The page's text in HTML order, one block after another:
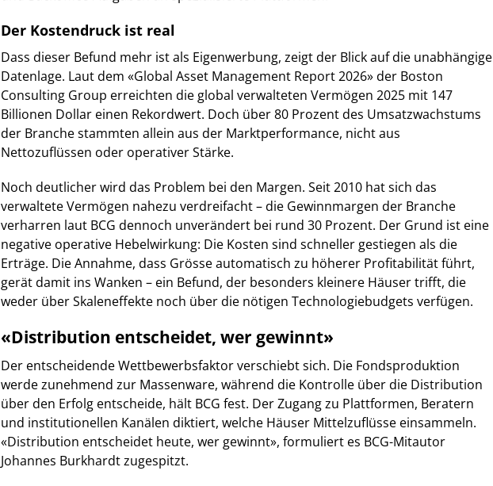
Der Kostendruck ist real
Dass dieser Befund mehr ist als Eigenwerbung, zeigt der Blick auf die unabhängige
Datenlage. Laut dem «Global Asset Management Report 2026» der Boston
Consulting Group erreichten die global verwalteten Vermögen 2025 mit 147
Billionen Dollar einen Rekordwert. Doch über 80 Prozent des Umsatzwachstums
der Branche stammten allein aus der Marktperformance, nicht aus
Nettozuflüssen oder operativer Stärke.
Noch deutlicher wird das Problem bei den Margen. Seit 2010 hat sich das
verwaltete Vermögen nahezu verdreifacht – die Gewinnmargen der Branche
verharren laut BCG dennoch unverändert bei rund 30 Prozent. Der Grund ist eine
negative operative Hebelwirkung: Die Kosten sind schneller gestiegen als die
Erträge. Die Annahme, dass Grösse automatisch zu höherer Profitabilität führt,
gerät damit ins Wanken – ein Befund, der besonders kleinere Häuser trifft, die
weder über Skaleneffekte noch über die nötigen Technologiebudgets verfügen.
«Distribution entscheidet, wer gewinnt»
Der entscheidende Wettbewerbsfaktor verschiebt sich. Die Fondsproduktion
werde zunehmend zur Massenware, während die Kontrolle über die Distribution
über den Erfolg entscheide, hält BCG fest. Der Zugang zu Plattformen, Beratern
und institutionellen Kanälen diktiert, welche Häuser Mittelzuflüsse einsammeln.
«Distribution entscheidet heute, wer gewinnt», formuliert es BCG-Mitautor
Johannes Burkhardt zugespitzt.